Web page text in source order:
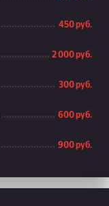
450 руб.
2 000 руб.
300 руб.
600 руб.
900 руб.